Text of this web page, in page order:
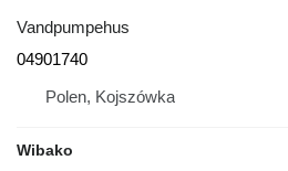
Vandpumpehus
04901740
Polen, Kojszówka
Wibako